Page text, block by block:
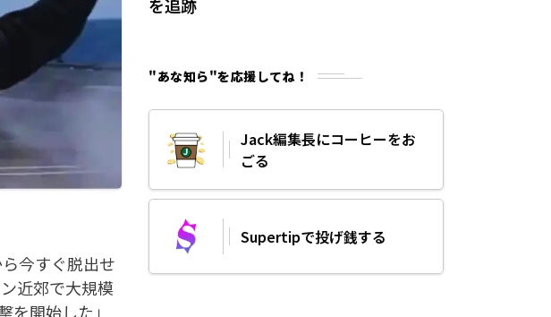
今すぐ脱出せ
近郊で大規模
開始した」
を追跡
"あな知ら"を応援してね！
Jack編集長にコーヒーをお
ごる
Supertipで投げ銭する